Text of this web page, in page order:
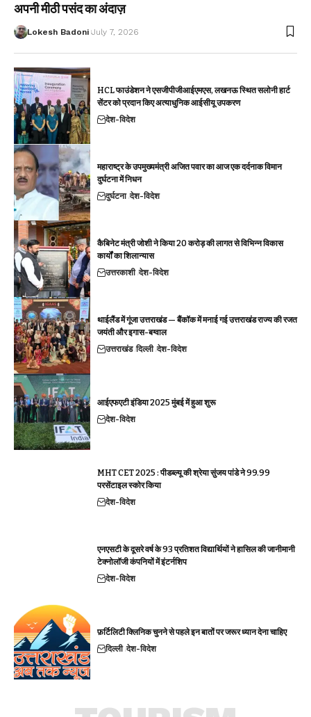
अपनी मीठी पसंद का अंदाज़
Lokesh Badoni July 7, 2026
HCL फाउंडेशन ने एसजीपीजीआईएमएस, लखनऊ स्थित सलोनी हार्ट
सेंटर को प्रदान किए अत्याधुनिक आईसीयू उपकरण
देश-विदेश
महाराष्ट्र के उपमुख्यमंत्री अजित पवार का आज एक दर्दनाक विमान
दुर्घटना में निधन
दुर्घटना देश-विदेश
कैबिनेट मंत्री जोशी ने किया 20 करोड़ की लागत से विभिन्न विकास
कार्यों का शिलान्यास
उत्तरकाशी देश-विदेश
थाईलैंड में गूंजा उत्तराखंड — बैंकॉक में मनाई गई उत्तराखंड राज्य की रजत
जयंती और इगास-बग्वाल
उत्तराखंड दिल्ली देश-विदेश
आईएफएटी इंडिया 2025 मुंबई में हुआ शुरू
देश-विदेश
MHT CET 2025 : पीडब्ल्यू की श्रेया सुंजय पांडे ने 99.99
परसेंटाइल स्कोर किया
देश-विदेश
एनएसटी के दूसरे वर्ष के 93 प्रतिशत विद्यार्थियों ने हासिल की जानीमानी
टेक्नोलॉजी कंपनियों में इंटर्नशिप
देश-विदेश
फ़र्टिलिटी क्लिनिक चुनने से पहले इन बातों पर जरूर ध्यान देना चाहिए
दिल्ली देश-विदेश